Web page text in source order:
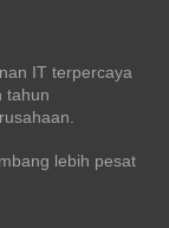
IT terpercaya
tahun
lebih pesat